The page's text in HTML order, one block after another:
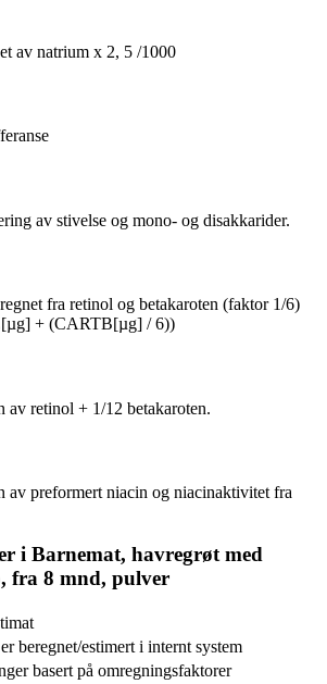
av natrium x 2, 5 /1000
av stivelse og mono- og disakkarider.
fra retinol og betakaroten (faktor 1/6)
+ (CARTB[µg] / 6))
av retinol + 1/12 betakaroten.
av preformert niacin og niacinaktivitet fra
i Barnemat, havregrøt med
fra 8 mnd, pulver
beregnet/estimert i internt system
basert på omregningsfaktorer